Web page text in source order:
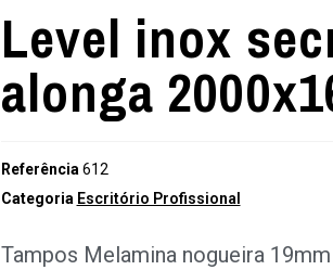
Level inox
alonga
Referência612
Categoria Escritório Profissional
Tampos Melamina nogueira